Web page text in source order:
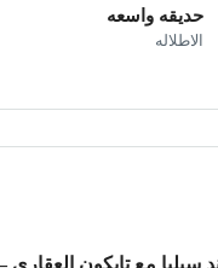
حديقه واسعه
الاطلاله
سيليا مع تايكون العقاري –